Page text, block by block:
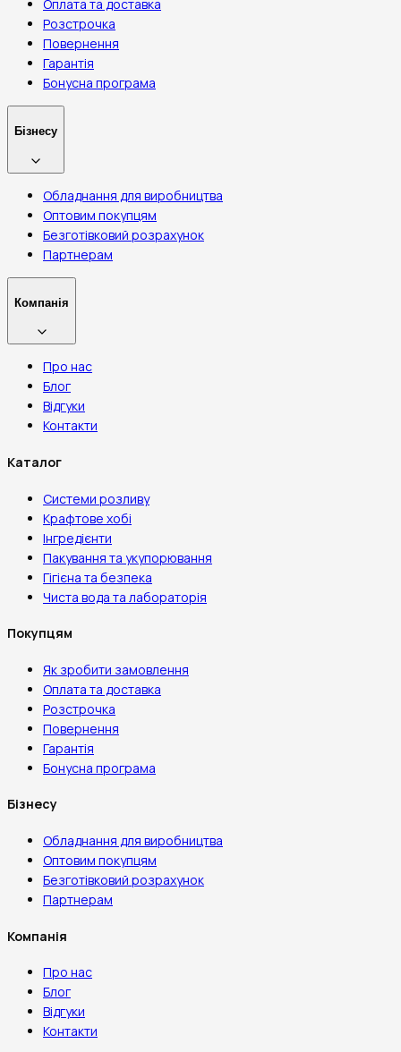
Оплата та доставка
Розстрочка
Повернення
Гарантія
Бонусна програма
Бізнесу
Обладнання для виробництва
Оптовим покупцям
Безготівковий розрахунок
Партнерам
Компанія
Про нас
Блог
Відгуки
Контакти
Каталог
Системи розливу
Крафтове хобі
Інгредієнти
Пакування та укупорювання
Гігієна та безпека
Чиста вода та лабораторія
Покупцям
Як зробити замовлення
Оплата та доставка
Розстрочка
Повернення
Гарантія
Бонусна програма
Бізнесу
Обладнання для виробництва
Оптовим покупцям
Безготівковий розрахунок
Партнерам
Компанія
Про нас
Блог
Відгуки
Контакти